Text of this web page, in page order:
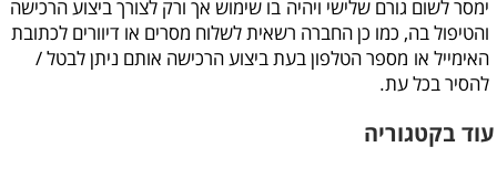
ימסר לשום גורם שלישי ויהיה בו שימוש אך ורק לצורך ביצוע הרכישה
והטיפול בה, כמו כן החברה רשאית לשלוח מסרים או דיוורים לכתובת
האימייל או מספר הטלפון בעת ביצוע הרכישה אותם ניתן לבטל /
להסיר בכל עת.
עוד בקטגוריה